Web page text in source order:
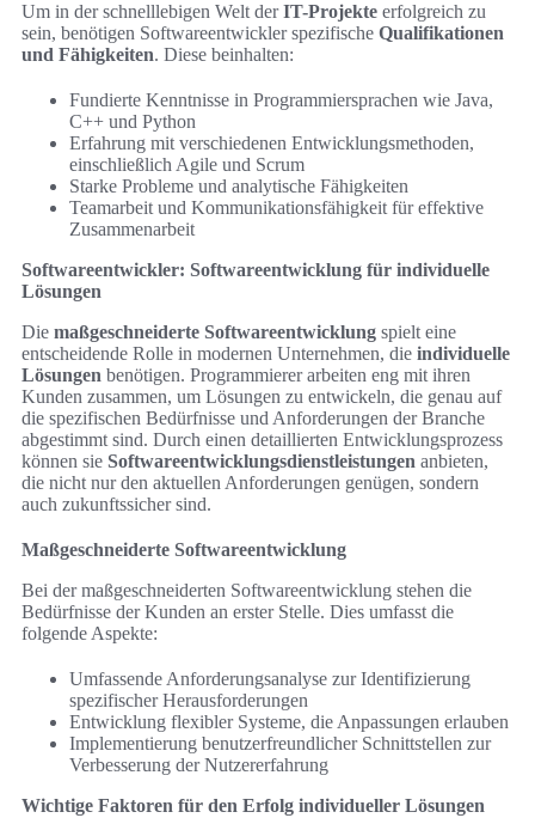
Um in der schnelllebigen Welt derIT-Projekte erfolgreich zu
sein, benötigen Softwareentwickler spezifische Qualifikationen
und Fähigkeiten. Diese beinhalten:
Fundierte Kenntnisse in Programmiersprachen wie Java,
C++ und Python
Erfahrung mit verschiedenen Entwicklungsmethoden,
einschließlich Agile und Scrum
Starke Probleme und analytische Fähigkeiten
Teamarbeit und Kommunikationsfähigkeit für effektive
Zusammenarbeit
Softwareentwickler: Softwareentwicklung für individuelle
Lösungen
Die maßgeschneiderte Softwareentwicklung spielt eine
entscheidende Rolle in modernen Unternehmen, die individuelle
Lösungen benötigen. Programmierer arbeiten eng mit ihren
Kunden zusammen, um Lösungen zu entwickeln, die genau auf
die spezifischen Bedürfnisse und Anforderungen der Branche
abgestimmt sind. Durch einen detaillierten Entwicklungsprozess
können sie Softwareentwicklungsdienstleistungen anbieten,
die nicht nur den aktuellen Anforderungen genügen, sondern
auch zukunftssicher sind.
Maßgeschneiderte Softwareentwicklung
Bei der maßgeschneiderten Softwareentwicklung stehen die
Bedürfnisse der Kunden an erster Stelle. Dies umfasst die
folgende Aspekte:
Umfassende Anforderungsanalyse zur Identifizierung
spezifischer Herausforderungen
Entwicklung flexibler Systeme, die Anpassungen erlauben
Implementierung benutzerfreundlicher Schnittstellen zur
Verbesserung der Nutzererfahrung
Wichtige Faktoren für den Erfolg individueller Lösungen